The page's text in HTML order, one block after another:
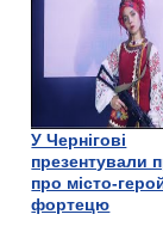
У Чернігові
презентували
про місто-
фортецю